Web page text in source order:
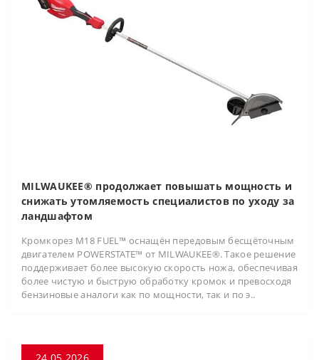
MILWAUKEE® продолжает повышать мощность и
снижать утомляемость специалистов по уходу за
ландшафтом
Кромкорез M18 FUEL™ оснащён передовым бесщёточным
двигателем POWERSTATE™ от MILWAUKEE®. Такое решение
поддерживает более высокую скорость ножа, обеспечивая
более чистую и быструю обработку кромок и превосходя
бензиновые аналоги как по мощности, так и по э..